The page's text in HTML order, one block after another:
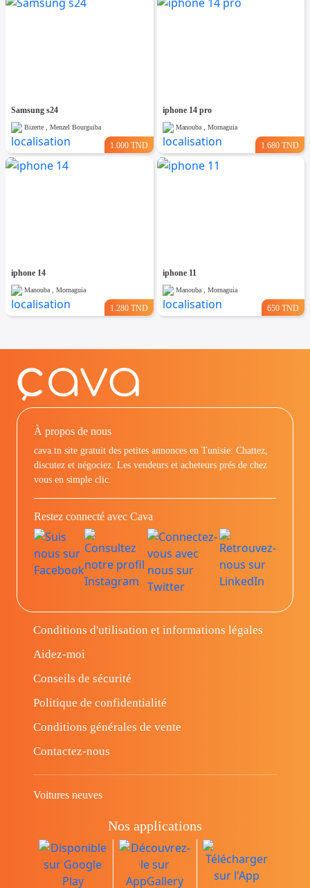
Samsung s24
Bizerte , Menzel Bourguiba
1.000 TND
iphone 14 pro
Manouba , Mornaguia
1.680 TND
iphone 14
Manouba , Mornaguia
1.280 TND
iphone 11
Manouba , Mornaguia
650 TND
À propos de nous
cava.tn site gratuit des petites annonces en Tunisie: Chattez,
discutez et négociez. Les vendeurs et acheteurs prés de chez
vous en simple clic.
Restez connecté avec Cava
Conditions d'utilisation et informations légales
Aidez-moi
Conseils de sécurité
Politique de confidentialité
Conditions générales de vente
Contactez-nous
Voitures neuves
Nos applications